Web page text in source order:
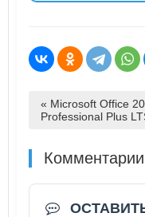
« Microsoft Office
Professional Plus